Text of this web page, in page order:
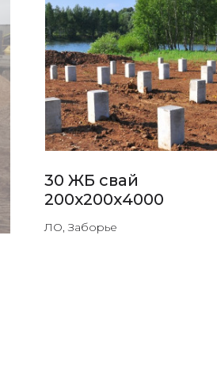
30 ЖБ свай
200х200х4000
ЛО, Заборье